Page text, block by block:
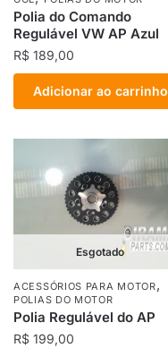
Polia do Comando
Regulável VW AP Azul
R$ 189,00
Adicionar ao carrinho
Esgotado
ACESSÓRIOS PARA MOTOR,
POLIAS DO MOTOR
Polia Regulável do AP
R$ 199,00